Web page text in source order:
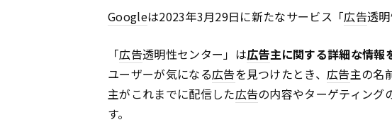
Googleは2023年3月29日に新たなサービス「広告透
「広告透明性センター」は広告主に関する詳細な情報
ユーザーが気になる広告を見つけたとき、 広告主の名
主がこれまでに配信した広告の内容やターゲティング
す。